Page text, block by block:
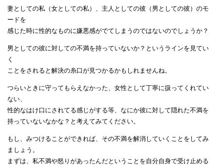
妻としての私（女としての私）、主人としての彼（男としての彼）のモ
ードを
感じた時に性的なものに嫌悪感がでてしまうのではないのでしょうか？
男としての彼に対しての不満を持っていないか？というラインを見てい
く
ことをされると解決の糸口が見つかるかもしれませんね。
つらいときに守ってもらえなかった、女性として丁寧に扱ってくれてい
ない、
性的なはけ口にされてる感じがする等、なにか彼に対して隠れた不満を
持っていないなかな？と考えてみてください。
もし、みつけることができれば、その不満を解消していくことをしてみ
ましょう。
まずは、私不満や怒りがあったんだということを自分自身で受け止める